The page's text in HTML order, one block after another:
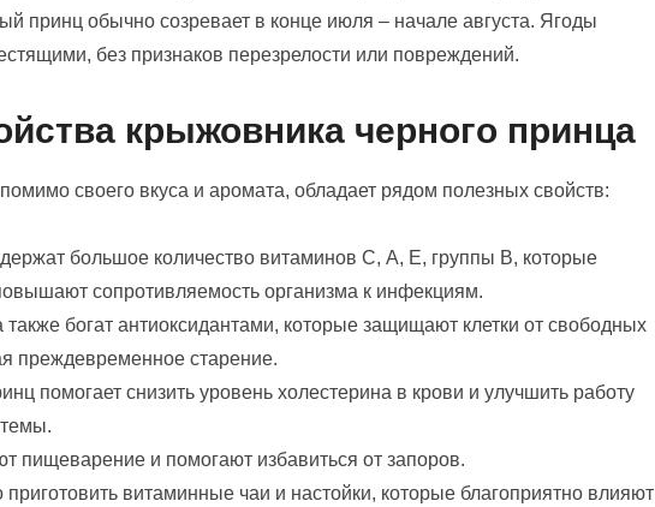
принц обычно созревает в конце июля – начале августа. Ягоды
без признаков перезрелости или повреждений.
крыжовника черного принца
своего вкуса и аромата, обладает рядом полезных свойств:
большое количество витаминов С, А, Е, группы В, которые
сопротивляемость организма к инфекциям.
также богат антиоксидантами, которые защищают клетки от свободных
преждевременное старение.
помогает снизить уровень холестерина в крови и улучшить работу
пищеварение и помогают избавиться от запоров.
витаминные чаи и настойки, которые благоприятно влияют